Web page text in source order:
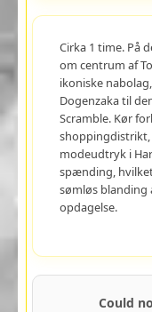
Cirka 1 time. På
om centrum af
ikoniske
Dogenzaka til
Scramble. Kør
modeudtryk i
spænding,
sømløs
opdagelse.
Could